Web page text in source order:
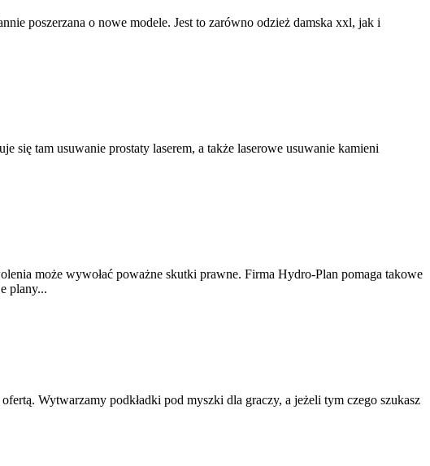
poszerzana o nowe modele. Jest to zarówno odzież damska xxl, jak i
się tam usuwanie prostaty laserem, a także laserowe usuwanie kamieni
może wywołać poważne skutki prawne. Firma Hydro-Plan pomaga takowe
plany...
Wytwarzamy podkładki pod myszki dla graczy, a jeżeli tym czego szukasz